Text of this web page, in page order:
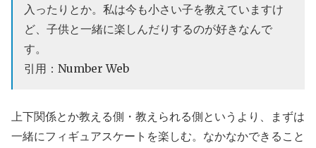
入ったりとか。私は今も小さい子を教えていますけ
ど、子供と一緒に楽しんだりするのが好きなんで
す。
引用：Number Web
上下関係とか教える側・教えられる側というより、まずは
一緒にフィギュアスケートを楽しむ。なかなかできること